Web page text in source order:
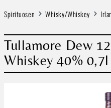
Spirituosen Whisky/Whiskey
Tullamore Dew 12
Whiskey 40% 0,7l